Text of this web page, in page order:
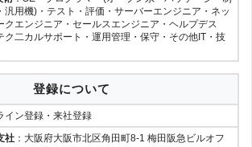
汎用機)・テスト・評価・サーバーエンジニア・ネッ
クエンジニア・セールスエンジニア・ヘルプデス
ク二カルサポート・運用管理・保守・その他IT・技
登録について
イン登録・来社登録
社 ：大阪府大阪市北区角田町8-1 梅田阪急ビルオフ